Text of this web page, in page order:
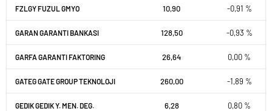
FZLGY FUZUL GMYO 10,90 -0,91 %
GARAN GARANTI BANKASI 128,50 -0,93 %
GARFA GARANTI FAKTORING 26,64 0,00 %
GATEG GATE GROUP TEKNOLOJI 260,00 -1,89 %
GEDIK GEDIK Y. MEN. DEG. 6,28 0,80 %